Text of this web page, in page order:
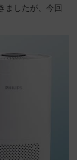
ましたが、今回